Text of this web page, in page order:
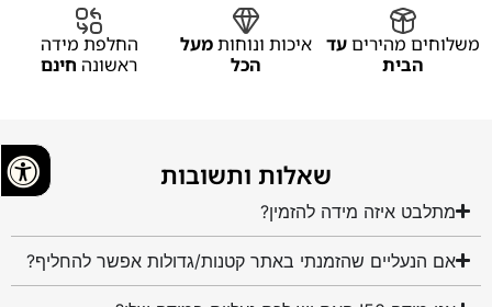
משלוחים מהיריםעד
הבית
איכות ונוחותמעל
הכל
החלפת מידה
ראשונה חינם
שאלות ותשובות
מתלבט איזה מידה להזמין?
אם הנעליים שהזמנתי באתר קטנות/גדולות אפשר להחליף?